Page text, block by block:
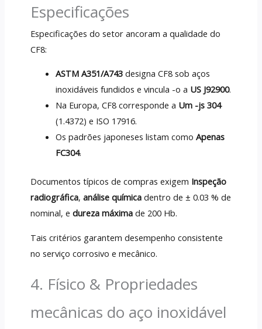
Especificações
Especificações do setor ancoram a qualidade do
CF8:
ASTM A351/A743 designa CF8 sob aços
inoxidáveis ​​fundidos e vincula -o a US J92900.
Na Europa, CF8 corresponde a Um -js 304
(1.4372) e ISO 17916.
Os padrões japoneses listam comoApenas
FC304.
Documentos típicos de compras exigem Inspeção
radiográfica, análise químicadentro de ± 0.03 % de
nominal, e dureza máximade 200 Hb.
Tais critérios garantem desempenho consistente
no serviço corrosivo e mecânico.
4. Físico & Propriedades
mecânicas do aço inoxidável